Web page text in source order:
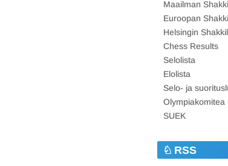
Maailman
Euroopan
Helsingin
Chess Results
Selolista
Elolista
Selo- ja
Olympiakomitea
SUEK
RSS